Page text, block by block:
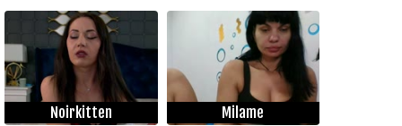
Noirkitten Milame